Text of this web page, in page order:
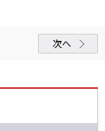
次へ